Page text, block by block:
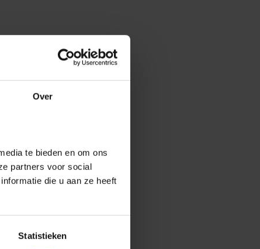
Over
te bieden en om ons
partners voor social
die u aan ze heeft
Statistieken